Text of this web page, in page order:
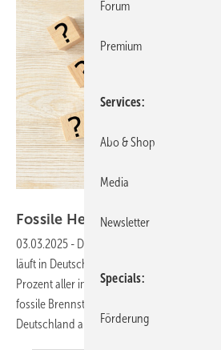
Fossile Heizungen in
03.03.2025 - Der Umstieg auf Heizungen
läuft in Deutschland schleppend. Das
Prozent aller im vergangenen Jahr neu
fossile Brennstoffe. Was den
Deutschland auf dem drittletzten Platz in
Forum
Premium
Services
Abo & Shop
Media
Newsletter
Specials
Förderung